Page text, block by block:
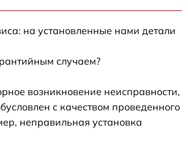
на установленные нами детали
случаем?
возникновение неисправности,
с качеством проведенного
неправильная установка